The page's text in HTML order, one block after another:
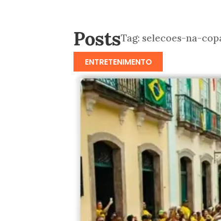
PostsTag: selecoes-na-
ENTRETENIMENTO